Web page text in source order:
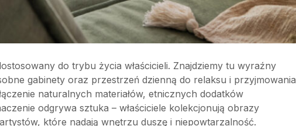
do trybu życia właścicieli. Znajdziemy tu wyraźny
gabinety oraz przestrzeń dzienną do relaksu i przyjmowania
naturalnych materiałów, etnicznych dodatków
odgrywa sztuka – właściciele kolekcjonują obrazy
które nadają wnętrzu duszę i niepowtarzalność.